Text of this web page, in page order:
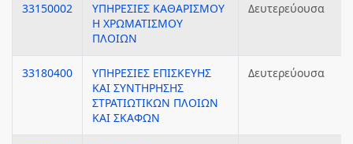
33150002
ΥΠΗΡΕΣΙΕΣ ΚΑΘΑΡΙΣΜΟΥ
Η ΧΡΩΜΑΤΙΣΜΟΥ
ΠΛΟΙΩΝ
Δευτερεύουσα
33180400
ΥΠΗΡΕΣΙΕΣ ΕΠΙΣΚΕΥΗΣ
ΚΑΙ ΣΥΝΤΗΡΗΣΗΣ
ΣΤΡΑΤΙΩΤΙΚΩΝ ΠΛΟΙΩΝ
ΚΑΙ ΣΚΑΦΩΝ
Δευτερεύουσα